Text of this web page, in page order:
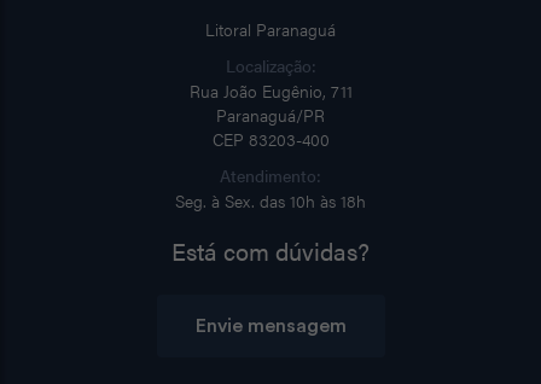
Litoral Paranaguá
Localização:
Rua João Eugênio, 711
Paranaguá/PR
CEP 83203-400
Atendimento:
Seg. à Sex. das 10h às 18h
Está com dúvidas?
Envie mensagem